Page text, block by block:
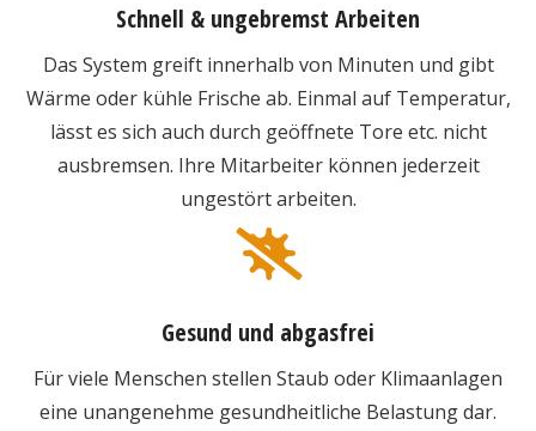
Schnell & ungebremst Arbeiten
Das System greift innerhalb von Minuten und gibt
Wärme oder kühle Frische ab. Einmal auf Temperatur,
lässt es sich auch durch geöffnete Tore etc. nicht
ausbremsen. Ihre Mitarbeiter können jederzeit
ungestört arbeiten.
Gesund und abgasfrei
Für viele Menschen stellen Staub oder Klimaanlagen
eine unangenehme gesundheitliche Belastung dar.